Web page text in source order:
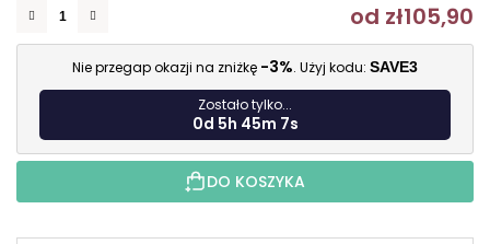
od zł105,90
Nie przegap okazji na zniżkę -3%. Użyj kodu: SAVE3
Zostało tylko...
0d 5h 45m 6s
DO KOSZYKA